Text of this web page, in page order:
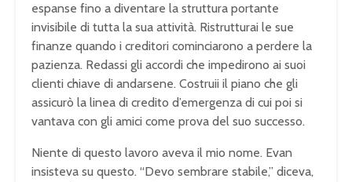
espanse fino a diventare la struttura portante
invisibile di tutta la sua attività. Ristrutturai le sue
finanze quando i creditori cominciarono a perdere la
pazienza. Redassi gli accordi che impedirono ai suoi
clienti chiave di andarsene. Costruii il piano che gli
assicurò la linea di credito d’emergenza di cui poi si
vantava con gli amici come prova del suo successo.
Niente di questo lavoro aveva il mio nome. Evan
insisteva su questo. “Devo sembrare stabile,” diceva,